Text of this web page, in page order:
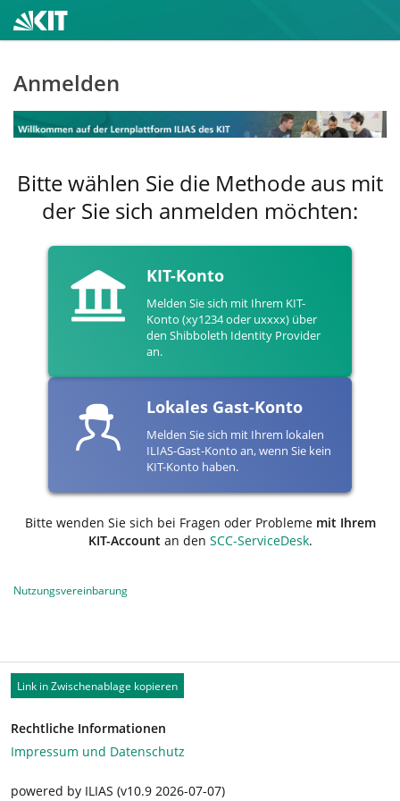
Anmelden
Bitte wählen Sie die Methode aus mit
der Sie sich anmelden möchten:
KIT-Konto
Melden Sie sich mit Ihrem KIT-
Konto (xy1234 oder uxxxx) über
den Shibboleth Identity Provider
an.
Lokales Gast-Konto
Melden Sie sich mit Ihrem lokalen
ILIAS-Gast-Konto an, wenn Sie kein
KIT-Konto haben.
Bitte wenden Sie sich bei Fragen oder Probleme mit Ihrem
KIT-Accountan den SCC-ServiceDesk.
Nutzungsvereinbarung
Link in Zwischenablage kopieren
Rechtliche Informationen
Impressum und Datenschutz
powered by ILIAS (v10.9 2026-07-07)